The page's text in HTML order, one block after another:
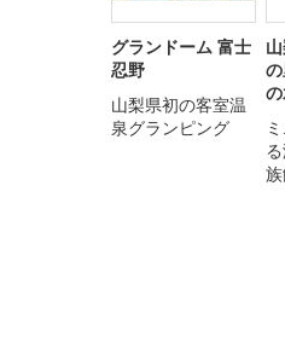
グランドーム 富士
忍野
山梨県初の客室温
泉グランピング
の